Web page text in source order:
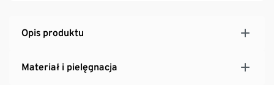
Opis produktu
Materiał i pielęgnacja